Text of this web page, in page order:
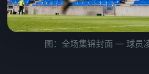
图：全场集锦封面 — 球员